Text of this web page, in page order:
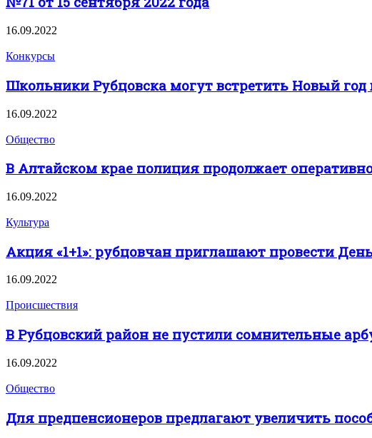
16.09.2022
Конкурсы
Школьники Рубцовска могут встретить Новый год
16.09.2022
Общество
В Алтайском крае полиция продолжает
16.09.2022
Культура
Акция «1+1»: рубцовчан приглашают провести
16.09.2022
Происшествия
В Рубцовский район не пустили сомнительные
16.09.2022
Общество
Для предпенсионеров предлагают увеличить